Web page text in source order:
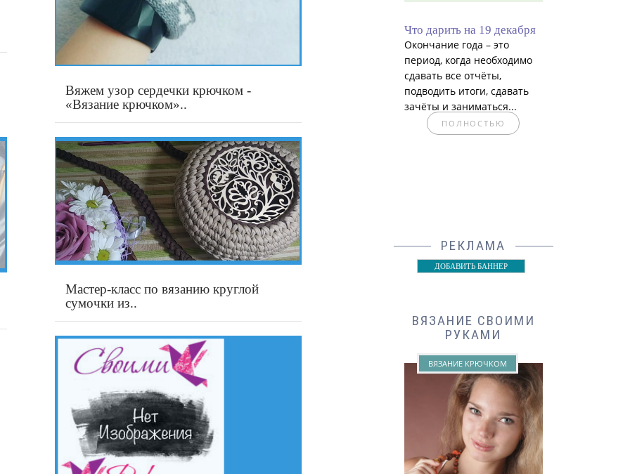
Вяжем узор сердечки крючком -
«Вязание крючком»..
Мастер-класс по вязанию круглой
сумочки из..
Что дарить на 19 декабря
Окончание года – это
период, когда необходимо
сдавать все отчёты,
подводить итоги, сдавать
зачёты и заниматься...
ПОЛНОСТЬЮ
РЕКЛАМА
ДОБАВИТЬ БАННЕР
ВЯЗАНИЕ СВОИМИ
РУКАМИ
ВЯЗАНИЕ КРЮЧКОМ